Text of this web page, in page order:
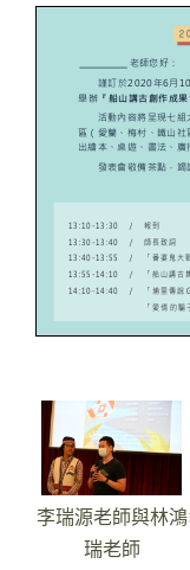
李瑞源老師與林鴻
瑞老師